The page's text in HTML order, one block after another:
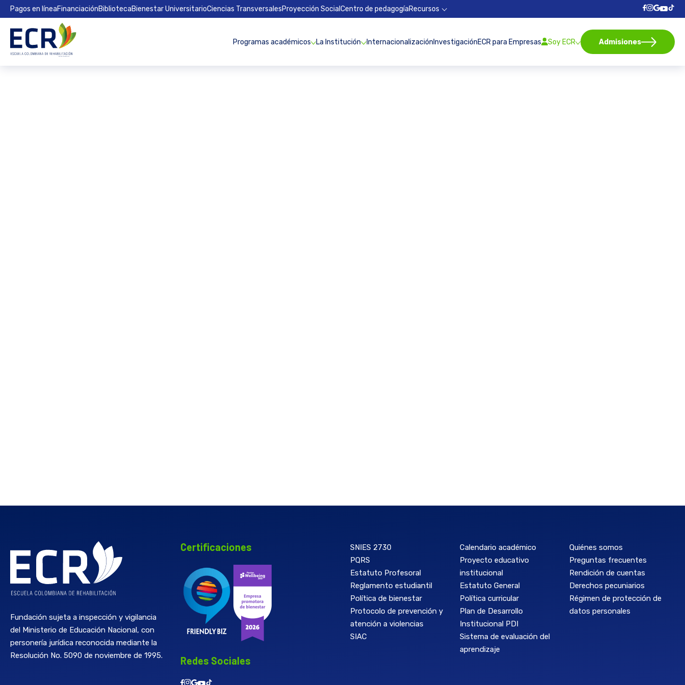
Pagos en líneaFinanciaciónBibliotecaBienestar UniversitarioCiencias TransversalesProyección Social Centro de pedagogíaRecursos
Programas académicos La Institución Internacionalización InvestigaciónECR para Empresas Soy ECR Admisiones
Fundación sujeta a inspección y vigilancia
del Ministerio de Educación Nacional, con
personería jurídica reconocida mediante la
Resolución No. 5090 de noviembre de 1995.
Certificaciones
Redes Sociales
SNIES 2730
PQRS
Estatuto Profesoral
Reglamento estudiantil
Política de bienestar
Protocolo de prevención y
atención a violencias
SIAC
Calendario académico
Proyecto educativo
institucional
Estatuto General
Política curricular
Plan de Desarrollo
Institucional PDI
Sistema de evaluación del
aprendizaje
Quiénes somos
Preguntas frecuentes
Rendición de cuentas
Derechos pecuniarios
Régimen de protección de
datos personales